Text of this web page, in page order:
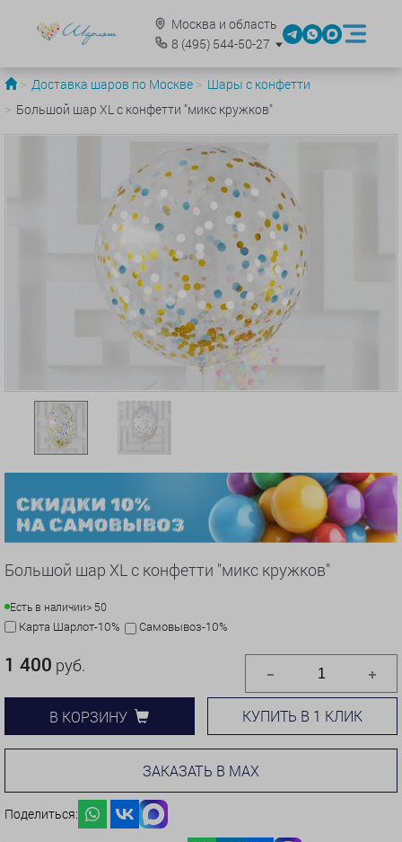
Москва и область
8 (495)544-50-27
Доставка шаров по Москве
Шары с конфетти
Большой шар XL с конфетти "микс кружков"
Большой шар XL с конфетти "микс кружков"
Есть в наличии> 50
Карта Шарлот-10% Самовывоз-10%
1 400 руб.
В КОРЗИНУ КУПИТЬ В 1 КЛИК
ЗАКАЗАТЬ В MAX
Поделиться: